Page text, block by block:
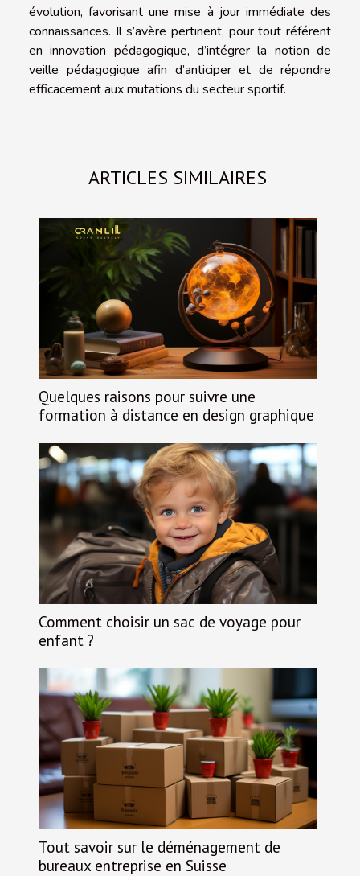
évolution, favorisant une mise à jour immédiate des
connaissances. Il s’avère pertinent, pour tout référent
en innovation pédagogique, d’intégrer la notion de
veille pédagogique afin d’anticiper et de répondre
efficacement aux mutations du secteur sportif.
ARTICLES SIMILAIRES
Quelques raisons pour suivre une
formation à distance en design graphique
Comment choisir un sac de voyage pour
enfant ?
Tout savoir sur le déménagement de
bureaux entreprise en Suisse